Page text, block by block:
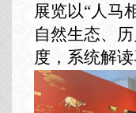
展览以“人马
自然生态、
度，系统解